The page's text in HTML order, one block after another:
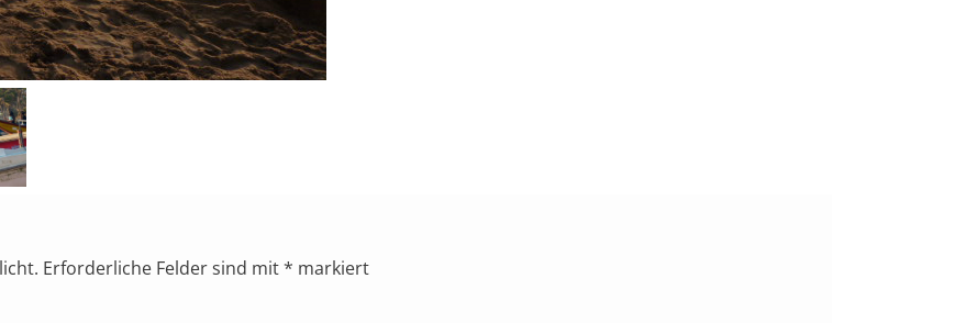
Erforderliche Felder sind mit* markiert